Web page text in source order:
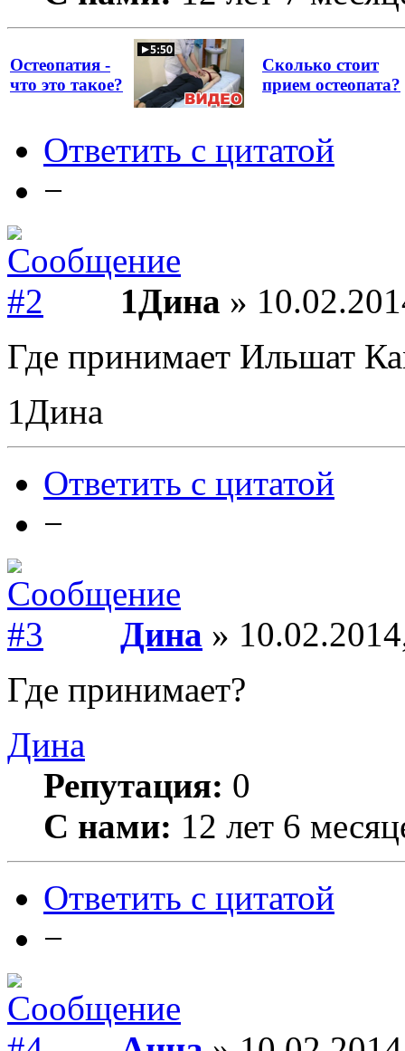
Остеопатия -
что это такое?
Сколько стоит
прием остеопата?
Ответить с цитатой
−
1Дина »
Где принимает Ильшат
1Дина
Ответить с цитатой
−
Дина »
Где принимает?
Дина
Репутация: 0
С нами: 12 лет 6
Ответить с цитатой
−